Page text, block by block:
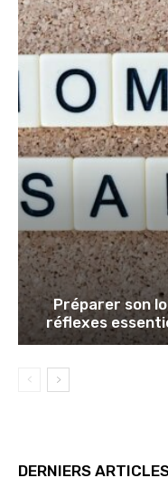
Préparer son
réflexes
DERNIERS